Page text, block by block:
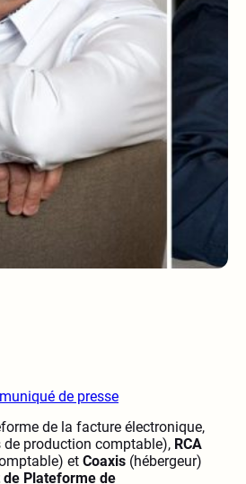
de presse
de la facture électronique,
de production comptable), RCA
et Coaxis (hébergeur)
Plateforme de